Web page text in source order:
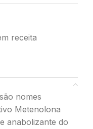
receita
nomes
Metenolona
anabolizante do